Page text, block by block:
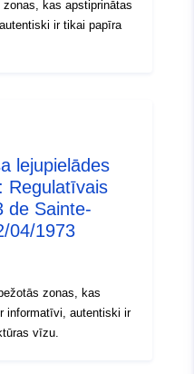
zonas, kas apstiprinātas
lejupielādes
Regulatīvais
de Sainte-
04/1973
zonas, kas
vīzu.